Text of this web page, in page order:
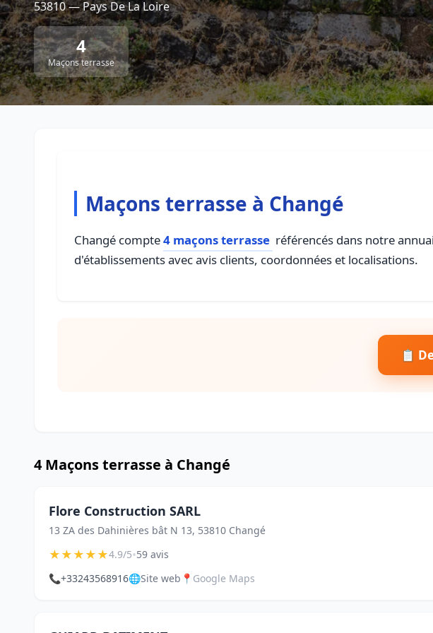
53810 — Pays De La Loire
4
Maçons terrasse
Maçons terrasse à Changé
Changé compte4 maçons terrasse référencés dans notre
d'établissements avec avis clients, coordonnées et localisations.
📋
4 Maçons terrasse à Changé
Flore Construction SARL
13 ZA des Dahinières bât N 13, 53810 Changé
★★★★★4.9/5•59 avis
📞+33243568916🌐Site web 📍 Google Maps